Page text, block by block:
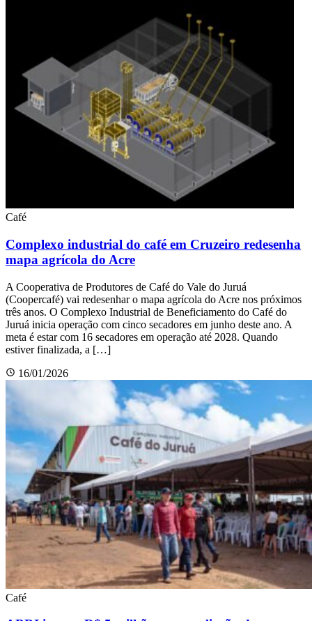
Café
Complexo industrial do café em Cruzeiro redesenha
mapa agrícola do Acre
A Cooperativa de Produtores de Café do Vale do Juruá
(Coopercafé) vai redesenhar o mapa agrícola do Acre nos próximos
três anos. O Complexo Industrial de Beneficiamento do Café do
Juruá inicia operação com cinco secadores em junho deste ano. A
meta é estar com 16 secadores em operação até 2028. Quando
estiver finalizada, a […]
16/01/2026
Café